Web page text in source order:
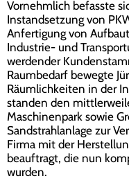
Vornehmlich befasste
Instandsetzung von
Anfertigung von
Industrie- und
werdender
Raumbedarf bewegte
Räumlichkeiten in der
standen den
Maschinenpark sowie
Sandstrahlanlage zur
Firma mit der
beauftragt, die nun
wurden.